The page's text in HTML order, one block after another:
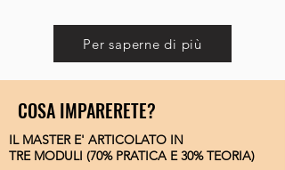
Per saperne di più
COSA IMPARERETE?
IL MASTER E' ARTICOLATO IN
TRE MODULI (70% PRATICA E 30% TEORIA)